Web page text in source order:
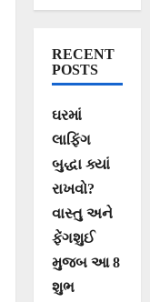
RECENT
POSTS
ઘરમાં
લાફિંગ
બુદ્ધા ક્યાં
રાખવો?
વાસ્તુ અને
ફેંગશુઈ
મુજબ આ 8
શુભ